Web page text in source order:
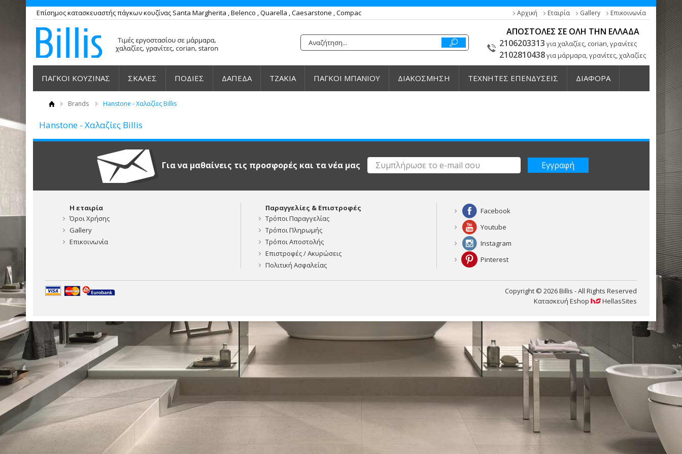
Επίσημος κατασκευαστής πάγκων κουζίνας Santa Margherita , Belenco , Quarella , Caesarstone , Compac Αρχική Εταιρία Gallery Επικοινωνία
ΑΠΟΣΤΟΛΕΣ ΣΕ ΟΛΗ ΤΗΝ ΕΛΛΑΔΑ
2106203313 για χαλαζίες, corian, γρανίτες
2102810438για μάρμαρα, γρανίτες, χαλαζίες
ΠΑΓΚΟΙ ΚΟΥΖΙΝΑΣ ΣΚΑΛΕΣ ΠΟΔΙΕΣ ΔΑΠΕΔΑ ΤΖΑΚΙΑ ΠΑΓΚΟΙ ΜΠΑΝΙΟΥ ΔΙΑΚΟΣΜΗΣΗ ΤΕΧΝΗΤΕΣ ΕΠΕΝΔΥΣΕΙΣ ΔΙΑΦΟΡΑ
Brands Hanstone - Χαλαζίες Billis
Hanstone - Χαλαζίες Billis
Για να μαθαίνεις τις προσφορές και τα νέα μας
Η εταιρία
Όροι Χρήσης
Gallery
Επικοινωνία
Παραγγελίες & Επιστροφές
Τρόποι Παραγγελίας
Τρόποι Πληρωμής
Τρόποι Αποστολής
Επιστροφές / Ακυρώσεις
Πολιτική Ασφαλείας
Facebook
Youtube
Instagram
Pinterest
Copyright © 2026 Billis - All Rights Reserved
Κατασκευή Eshop
HellasSites